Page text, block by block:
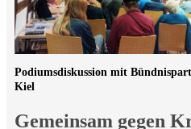
Gemeinsam gegen
Podiumsdiskussion mit
Kiel